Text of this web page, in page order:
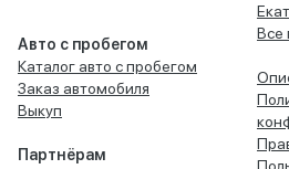
Авто с пробегом
Каталог авто с пробегом
Заказ автомобиля
Выкуп
Партнёрам
Все